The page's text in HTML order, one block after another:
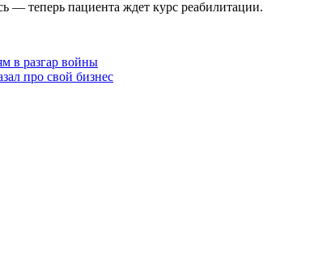
— теперь пациента ждет курс реабилитации.
в разгар войны
про свой бизнес